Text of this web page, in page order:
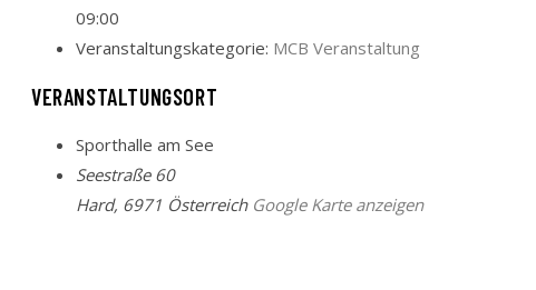
09:00
Veranstaltungskategorie: MCB Veranstaltung
VERANSTALTUNGSORT
Sporthalle am See
Seestraße 60
Hard, 6971 Österreich Google Karte anzeigen